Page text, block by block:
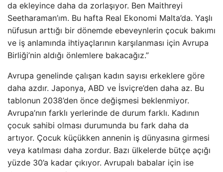
da ekleyince daha da zorlaşıyor. Ben Maithreyi
Seetharaman’ım. Bu hafta Real Ekonomi Malta’da. Yaşlı
nüfusun arttığı bir dönemde ebeveynlerin çocuk bakımı
ve iş anlamında ihtiyaçlarının karşılanması için Avrupa
Birliği’nin aldığı önlemlere bakacağız.”
Avrupa genelinde çalışan kadın sayısı erkeklere göre
daha azdır. Japonya, ABD ve İsviçre’den daha az. Bu
tablonun 2038’den önce değişmesi beklenmiyor.
Avrupa’nın farklı yerlerinde de durum farklı. Kadının
çocuk sahibi olması durumunda bu fark daha da
artıyor. Çocuk küçükken annenin iş dünyasına girmesi
veya katılması daha zordur. Bazı ülkelerde bütçe açığı
yüzde 30’a kadar çıkıyor. Avrupalı ​​babalar için ise